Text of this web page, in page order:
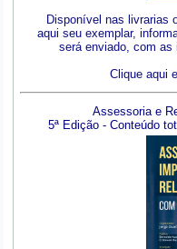
Disponível nas livrarias
aqui seu exemplar,
será enviado, com as
Clique aqui
Assessoria e
5ª Edição - Conteúdo